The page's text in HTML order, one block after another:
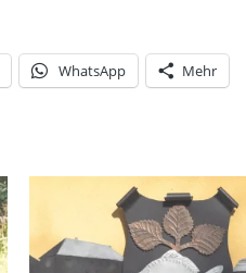
WhatsApp Mehr